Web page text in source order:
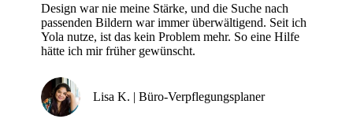
Design war nie meine Stärke, und die Suche nach
passenden Bildern war immer überwältigend. Seit ich
Yola nutze, ist das kein Problem mehr. So eine Hilfe
hätte ich mir früher gewünscht.
Lisa K. | Büro-Verpflegungsplaner